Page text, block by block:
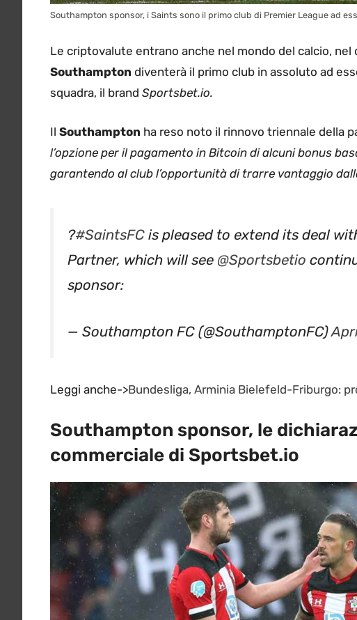
Southampton sponsor, i Saints sono il primo club di Premier League ad
Le criptovalute entrano anche nel mondo del calcio, nel
Southampton diventerà il primo club in assoluto ad
squadra, il brand Sportsbet.io.
Il Southampton ha reso noto il rinnovo triennale della
l’opzione per il pagamento in Bitcoin di alcuni bonus
garantendo al club l’opportunità di trarre vantaggio
?#SaintsFC is pleased to extend its deal
Partner, which will see @Sportsbetio
sponsor:
— Southampton FC (@SouthamptonFC)
Leggi anche-> Bundesliga, Arminia Bielefeld-Friburgo:
Southampton sponsor, le
commerciale di Sportsbet.io